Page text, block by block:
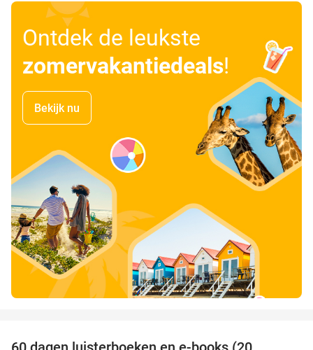
Ontdek de leukste
zomervakantiedeals!
Bekijk nu